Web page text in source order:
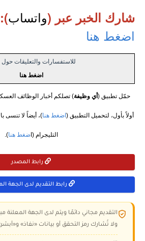
شارك الخبر عبر (واتساب):
اضغط هنا
للاستفسارات والتعليقات حول
اضغط هنا
حمّل تطبيق ( أي وظيفة) تصلكم أخبار الوظائف
أولاً بأول، لتحميل التطبيق ( اضغط هنا)، أيضاً لا تنسى
التليجرام (اضغط هنا).
رابط المصدر
رابط التقديم لدى الجهة
التقديم مجاني دائمًا ويتم لدى الجهة المعلنة
ولا تُشارك رمز التحقق أو بيانات «نفاذ»